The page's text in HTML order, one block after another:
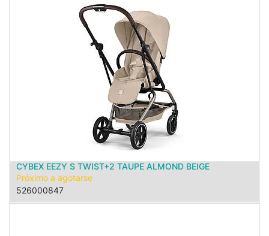
CYBEX EEZY S TWIST+2 TAUPE ALMOND BEIGE
Próximo a agotarse
526000847